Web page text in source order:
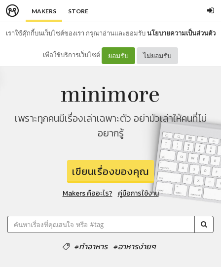
MAKERS STORE
เราใช้คุ๊กกี้บนเว็บไซต์ของเรา กรุณาอ่านและยอมรับนโยบายความเป็นส่วนตัว
เพื่อใช้บริการเว็บไซต์ ยอมรับ ไม่ยอมรับ
เพราะทุกคนมีเรื่องเล่าเฉพาะตัว อย่ามัวเล่าให้คนที่ไม่
อยากรู้
เขียนเรื่องของคุณ
Makers คืออะไร? คู่มือการใช้งาน
#ทำอาหาร #อาหารง่ายๆ